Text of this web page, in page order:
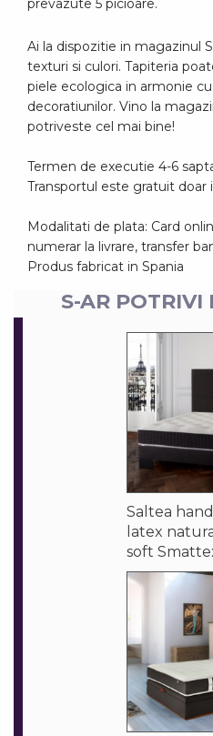
prevazute 5 picioare.
Ai la dispozitie in magazinul
texturi si culori. Tapiteria
piele ecologica in armonie
decoratiunilor. Vino la
potriveste cel mai bine!
Termen de executie 4-6
Transportul este gratuit doar
Modalitati de plata: Card
numerar la livrare, transfer
Produs fabricat in Spania
S-AR POTRIVI
Saltea
latex
soft